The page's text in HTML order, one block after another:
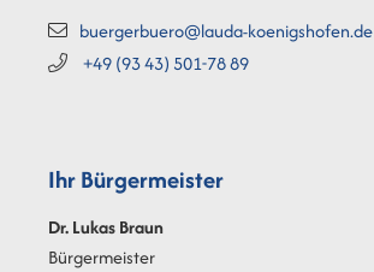
buergerbuero@lauda-koenigshofen.de
+49 (9343) 501-7889
Ihr Bürgermeister
Dr. LukasBraun
Bürgermeister